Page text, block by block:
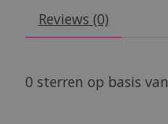
Reviews (0)
0 sterren op basis van